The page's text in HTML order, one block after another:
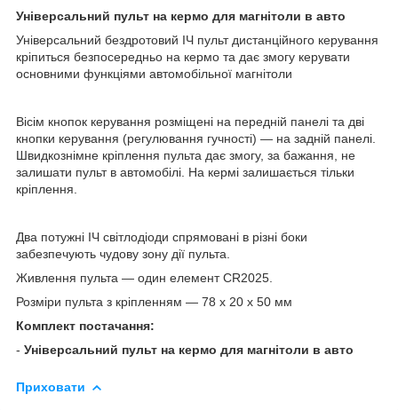
Універсальний пульт на кермо для магнітоли в авто
Універсальний бездротовий ІЧ пульт дистанційного керування
кріпиться безпосередньо на кермо та дає змогу керувати
основними функціями автомобільної магнітоли
Вісім кнопок керування розміщені на передній панелі та дві
кнопки керування (регулювання гучності) — на задній панелі.
Швидкознімне кріплення пульта дає змогу, за бажання, не
залишати пульт в автомобілі. На кермі залишається тільки
кріплення.
Два потужні ІЧ світлодіоди спрямовані в різні боки
забезпечують чудову зону дії пульта.
Живлення пульта — один елемент CR2025.
Розміри пульта з кріпленням — 78 x 20 x 50 мм
Комплект постачання:
- Універсальний пульт на кермо для магнітоли в авто
Приховати